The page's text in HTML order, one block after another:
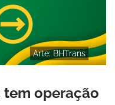
Arte: BHTrans
tem operação